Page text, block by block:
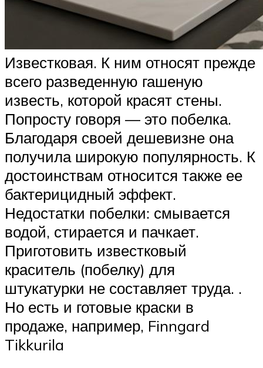
Известковая. К ним относят прежде
всего разведенную гашеную
известь, которой красят стены.
Попросту говоря — это побелка.
Благодаря своей дешевизне она
получила широкую популярность. К
достоинствам относится также ее
бактерицидный эффект.
Недостатки побелки: смывается
водой, стирается и пачкает.
Приготовить известковый
краситель (побелку) для
штукатурки не составляет труда. .
Но есть и готовые краски в
продаже, например, Finngard
Tikkurila